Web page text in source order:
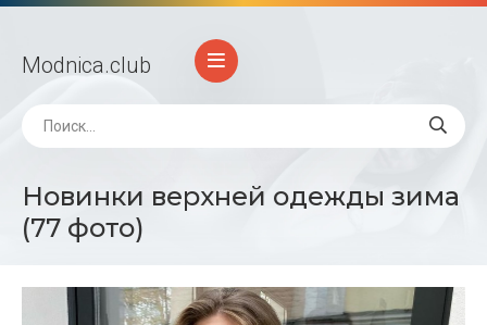
Modnica.club
Новинки верхней одежды зима
(77 фото)